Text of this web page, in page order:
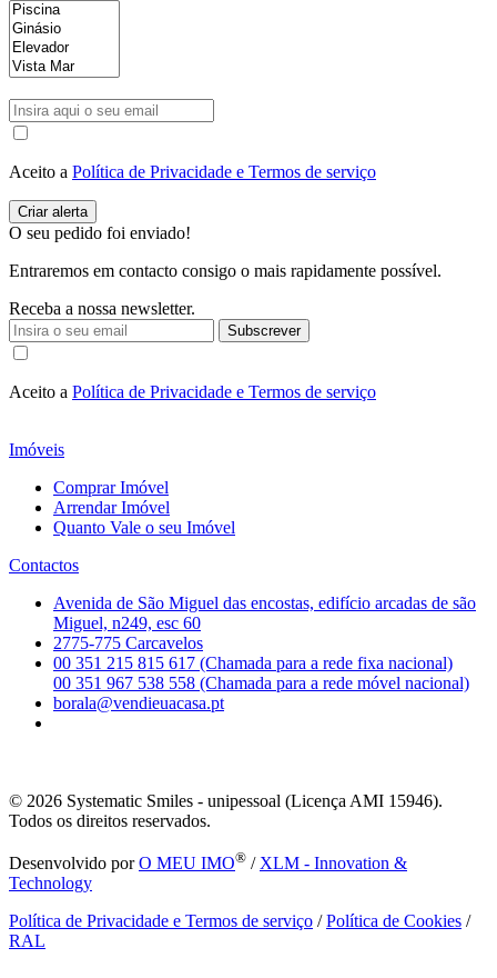
Aceito a Política de Privacidade e Termos de serviço
O seu pedido foi enviado!
Entraremos em contacto consigo o mais rapidamente possível.
Receba a nossa newsletter.
Subscrever
Aceito a Política de Privacidade e Termos de serviço
Imóveis
Comprar Imóvel
Arrendar Imóvel
Quanto Vale o seu Imóvel
Contactos
Avenida de São Miguel das encostas, edifício arcadas de são
Miguel, n249, esc 60
2775-775 Carcavelos
00 351 215 815 617 (Chamada para a rede fixa nacional)
00 351 967 538 558 (Chamada para a rede móvel nacional)
borala@vendieuacasa.pt
© 2026 Systematic Smiles - unipessoal (Licença AMI 15946).
Todos os direitos reservados.
Desenvolvido porO MEU IMO® / XLM - Innovation &
Technology
Política de Privacidade e Termos de serviço /Política de Cookies /
RAL